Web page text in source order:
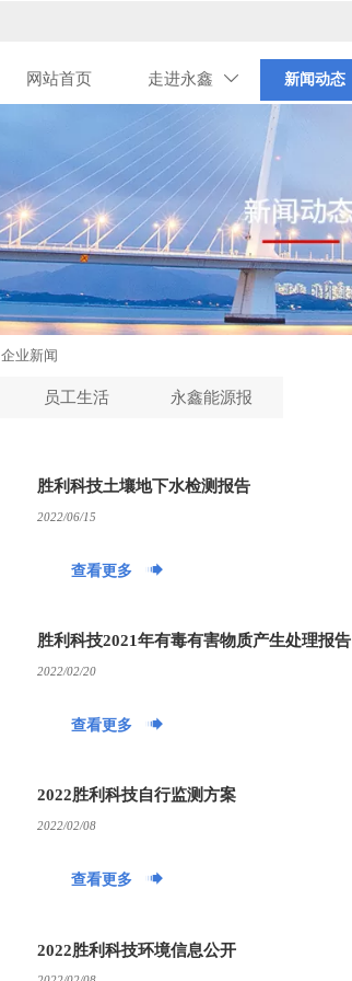
网站首页 走进永鑫  新闻动态
企业新闻
员工生活 永鑫能源报
胜利科技土壤地下水检测报告
2022/06/15
查看更多 
胜利科技2021年有毒有害物质产生处理报告
2022/02/20
查看更多 
2022胜利科技自行监测方案
2022/02/08
查看更多 
2022胜利科技环境信息公开